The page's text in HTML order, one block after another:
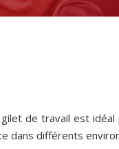
de travail est
dans différents